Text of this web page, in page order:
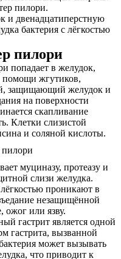
пилори.
и двенадцатиперстную
бактерия с лёгкостью
пилори
попадает в желудок,
помощи жгутиков,
защищающий желудок и
на поверхности
скапливание
Клетки слизистой
и соляной кислоты.
муциназу, протеазу и
слизи желудка.
проникают в
незащищённой
ожог или язву.
гастрит является одной
гастрита, вызванной
может вызывать
что приводит к